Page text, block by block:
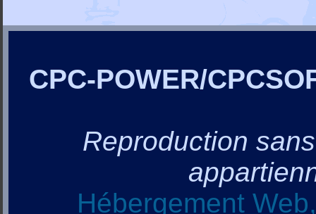
CPC-POWER/
Reproduction
Hébergement